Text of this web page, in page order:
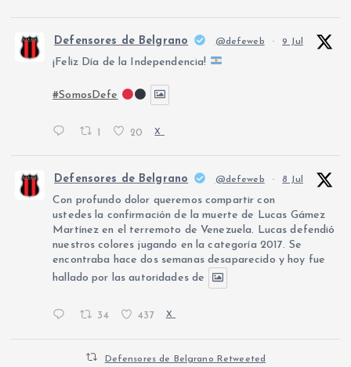
Defensores de Belgrano @defeweb · 9 Jul
¡Feliz Día de la Independencia!
#SomosDefe
1 20 X
Defensores de Belgrano @defeweb · 8 Jul
Con profundo dolor queremos compartir con
ustedes la confirmación de la muerte de Lucas Gámez
Martínez en el terremoto de Venezuela. Lucas defendió
nuestros colores jugando en la categoría 2017. Se
encontraba hace dos semanas desaparecido y hoy fue
hallado por las autoridades de
34 437 X
Defensores de Belgrano Retweeted